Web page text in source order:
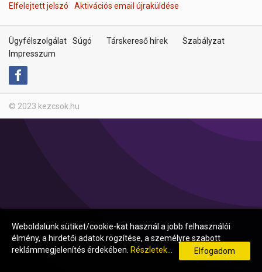
Elfelejtett jelszó Aktivációs email újraküldése
Ügyfélszolgálat Súgó Társkereső hírek
Szabályzat
Impresszum
© 2023 kezcsok.hu
Weboldalunk sütiket/cookie-kat használ a jobb felhasználói
élmény, a hirdetői adatok rögzítése, a személyre szabott
reklámmegjelenítés érdekében. Részletek... Elfogadom